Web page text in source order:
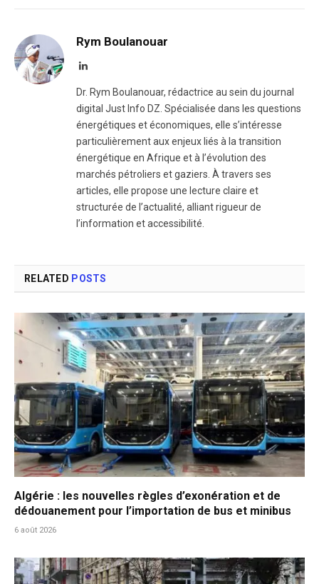
Rym Boulanouar
LinkedIn
Dr. Rym Boulanouar, rédactrice au sein du journal
digital Just Info DZ. Spécialisée dans les questions
énergétiques et économiques, elle s’intéresse
particulièrement aux enjeux liés à la transition
énergétique en Afrique et à l’évolution des
marchés pétroliers et gaziers. À travers ses
articles, elle propose une lecture claire et
structurée de l’actualité, alliant rigueur de
l’information et accessibilité.
RELATED POSTS
Algérie : les nouvelles règles d’exonération et de
dédouanement pour l’importation de bus et minibus
6 août 2026